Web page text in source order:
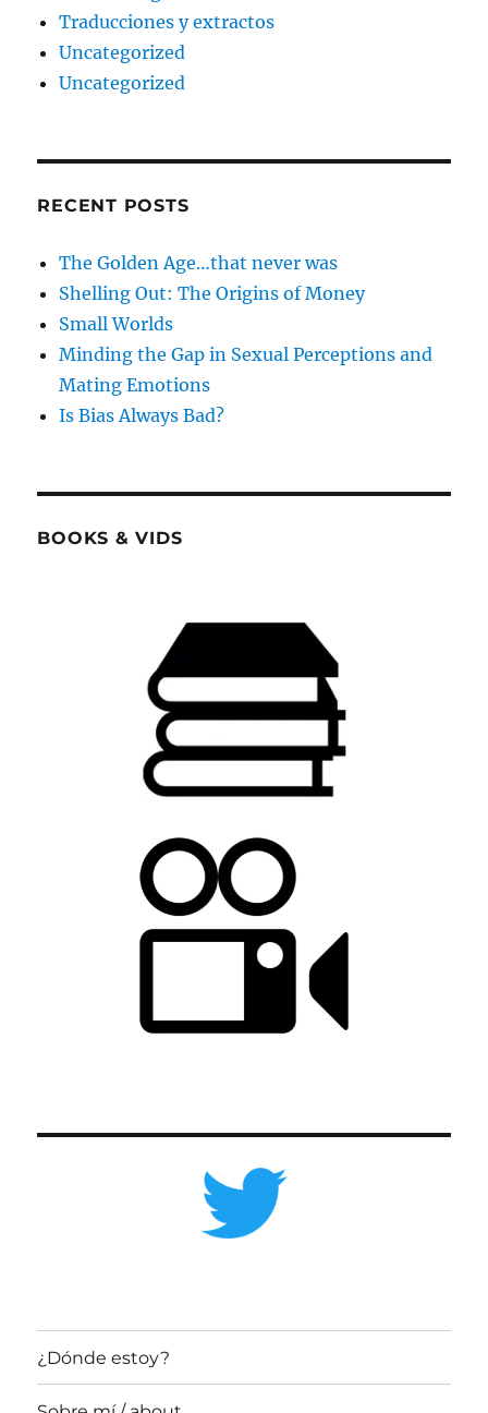
Traducciones y extractos
Uncategorized
Uncategorized
RECENT POSTS
The Golden Age…that never was
Shelling Out: The Origins of Money
Small Worlds
Minding the Gap in Sexual Perceptions and
Mating Emotions
Is Bias Always Bad?
BOOKS & VIDS
¿Dónde estoy?